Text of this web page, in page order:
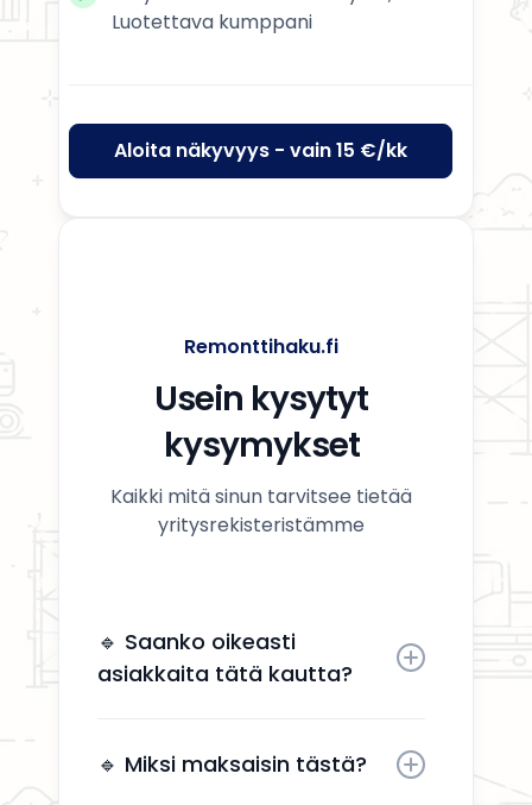
Luotettava kumppani
Aloita näkyvyys - vain 15 €/kk
Remonttihaku.fi
Usein kysytyt
kysymykset
Kaikki mitä sinun tarvitsee tietää
yritysrekisteristämme
🔹 Saanko oikeasti
asiakkaita tätä kautta?
jotka etsivät aktiivisesti
🔹 Miksi maksaisin tästä?